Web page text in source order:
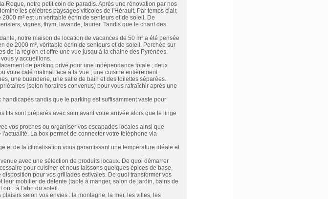
Roque, notre petit coin de paradis. Après une rénovation par nos
les célèbres paysages viticoles de l'Hérault. Par temps clair,
m² est un véritable écrin de senteurs et de soleil. De
vignes, thym, lavande, laurier. Tandis que le chant des
notre maison de location de vacances de 50 m² a été pensée
de 2000 m², véritable écrin de senteurs et de soleil. Perchée sur
de la région et offre une vue jusqu’à la chaine des Pyrénées.
y accueillons.
de parking privé pour une indépendance totale ; deux
votre café matinal face à la vue ; une cuisine entièrement
une buanderie, une salle de bain et des toilettes séparées.
(selon horaires convenus) pour vous rafraîchir après une
tandis que le parking est suffisamment vaste pour
lits sont préparés avec soin avant votre arrivée alors que le linge
vos proches ou organiser vos escapades locales ainsi que
La box permet de connecter votre téléphone via
et de la climatisation vous garantissant une température idéale et
avec une sélection de produits locaux. De quoi démarrer
pour cuisiner et nous laissons quelques épices de base,
pour vos grillades estivales. De quoi transformer vos
mobilier de détente (table à manger, salon de jardin, bains de
ou... à l'abri du soleil.
selon vos envies : la montagne, la mer, les villes, les